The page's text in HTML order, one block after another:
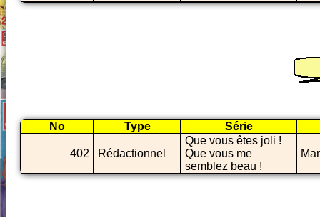
No Type Série
402 Rédactionnel
Que vous êtes joli !
Que vous me
semblez beau !